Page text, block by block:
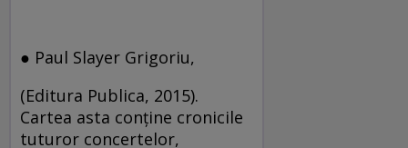
● Paul Slayer Grigoriu,
(Editura Publica, 2015).
Cartea asta conţine cronicile
tuturor concertelor,